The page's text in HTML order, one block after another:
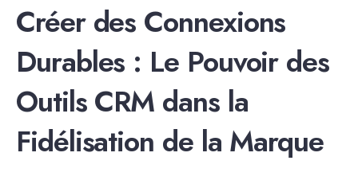
Créer des Connexions
Durables : Le Pouvoir des
Outils CRM dans la
Fidélisation de la Marque